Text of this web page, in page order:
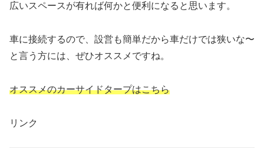
広いスペースが有れば何かと便利になると思います。
車に接続するので、設営も簡単だから車だけでは狭いな〜
と言う方には、ぜひオススメですね。
オススメのカーサイドタープはこちら
リンク